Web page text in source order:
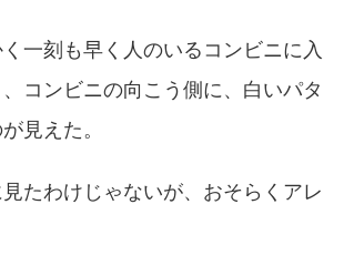
一刻も早く人のいるコンビニに入
コンビニの向こう側に、白いパタ
見えた。
たわけじゃないが、おそらくアレ